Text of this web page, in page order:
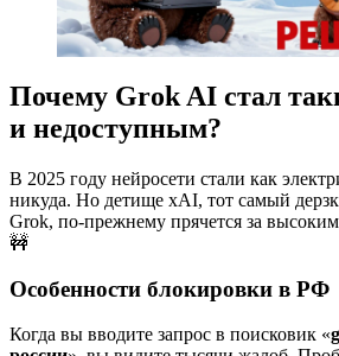
Почему Grok AI стал
и недоступным?
В 2025 году нейросети стали как
никуда. Но детище xAI, тот самый
Grok, по-прежнему прячется за
🚧
Особенности блокировки в РФ
Когда вы вводите запрос в поисковик «